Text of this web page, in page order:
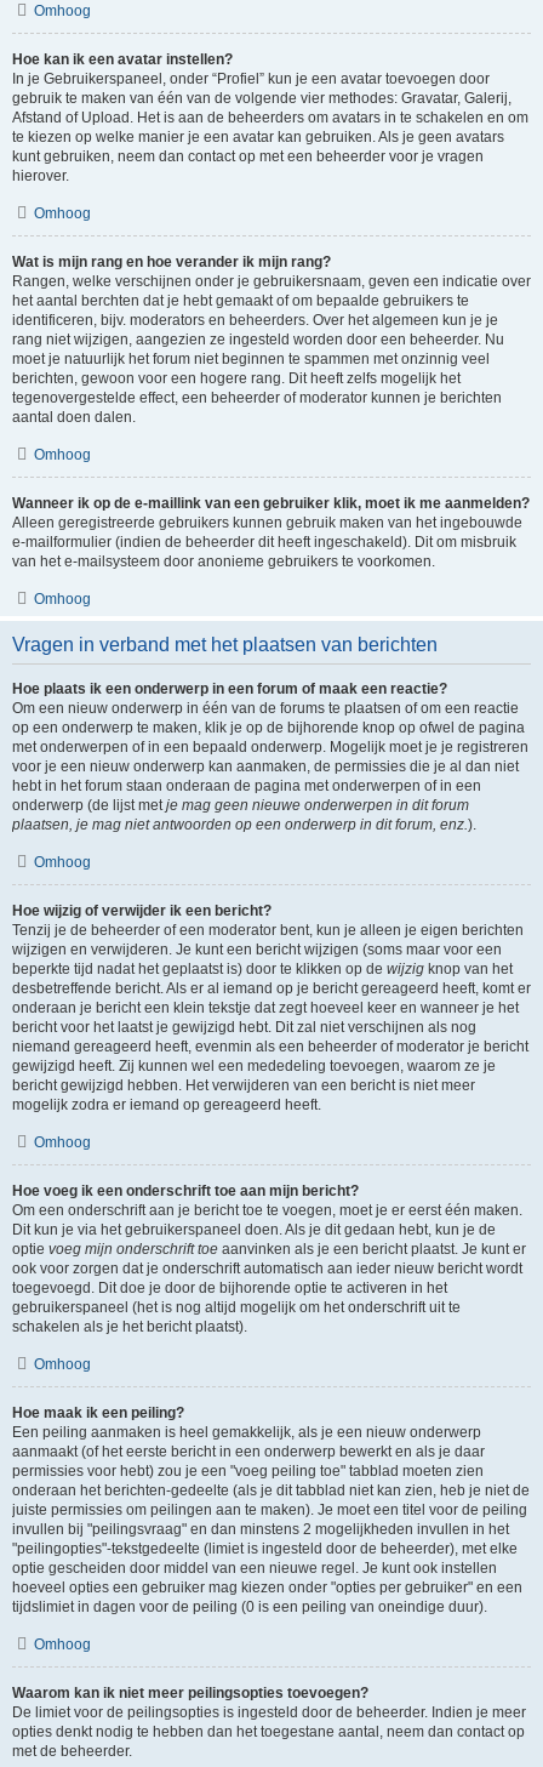
Omhoog
Hoe kan ik een avatar instellen?
In je Gebruikerspaneel, onder “Profiel” kun je een avatar toevoegen door
gebruik te maken van één van de volgende vier methodes: Gravatar, Galerij,
Afstand of Upload. Het is aan de beheerders om avatars in te schakelen en om
te kiezen op welke manier je een avatar kan gebruiken. Als je geen avatars
kunt gebruiken, neem dan contact op met een beheerder voor je vragen
hierover.
Omhoog
Wat is mijn rang en hoe verander ik mijn rang?
Rangen, welke verschijnen onder je gebruikersnaam, geven een indicatie over
het aantal berchten dat je hebt gemaakt of om bepaalde gebruikers te
identificeren, bijv. moderators en beheerders. Over het algemeen kun je je
rang niet wijzigen, aangezien ze ingesteld worden door een beheerder. Nu
moet je natuurlijk het forum niet beginnen te spammen met onzinnig veel
berichten, gewoon voor een hogere rang. Dit heeft zelfs mogelijk het
tegenovergestelde effect, een beheerder of moderator kunnen je berichten
aantal doen dalen.
Omhoog
Wanneer ik op de e-maillink van een gebruiker klik, moet ik me aanmelden?
Alleen geregistreerde gebruikers kunnen gebruik maken van het ingebouwde
e-mailformulier (indien de beheerder dit heeft ingeschakeld). Dit om misbruik
van het e-mailsysteem door anonieme gebruikers te voorkomen.
Omhoog
Vragen in verband met het plaatsen van berichten
Hoe plaats ik een onderwerp in een forum of maak een reactie?
Om een nieuw onderwerp in één van de forums te plaatsen of om een reactie
op een onderwerp te maken, klik je op de bijhorende knop op ofwel de pagina
met onderwerpen of in een bepaald onderwerp. Mogelijk moet je je registreren
voor je een nieuw onderwerp kan aanmaken, de permissies die je al dan niet
hebt in het forum staan onderaan de pagina met onderwerpen of in een
onderwerp (de lijst met je mag geen nieuwe onderwerpen in dit forum
plaatsen, je mag niet antwoorden op een onderwerp in dit forum, enz. ).
Omhoog
Hoe wijzig of verwijder ik een bericht?
Tenzij je de beheerder of een moderator bent, kun je alleen je eigen berichten
wijzigen en verwijderen. Je kunt een bericht wijzigen (soms maar voor een
beperkte tijd nadat het geplaatst is) door te klikken op de wijzig knop van het
desbetreffende bericht. Als er al iemand op je bericht gereageerd heeft, komt er
onderaan je bericht een klein tekstje dat zegt hoeveel keer en wanneer je het
bericht voor het laatst je gewijzigd hebt. Dit zal niet verschijnen als nog
niemand gereageerd heeft, evenmin als een beheerder of moderator je bericht
gewijzigd heeft. Zij kunnen wel een mededeling toevoegen, waarom ze je
bericht gewijzigd hebben. Het verwijderen van een bericht is niet meer
mogelijk zodra er iemand op gereageerd heeft.
Omhoog
Hoe voeg ik een onderschrift toe aan mijn bericht?
Om een onderschrift aan je bericht toe te voegen, moet je er eerst één maken.
Dit kun je via het gebruikerspaneel doen. Als je dit gedaan hebt, kun je de
optie voeg mijn onderschrift toe aanvinken als je een bericht plaatst. Je kunt er
ook voor zorgen dat je onderschrift automatisch aan ieder nieuw bericht wordt
toegevoegd. Dit doe je door de bijhorende optie te activeren in het
gebruikerspaneel (het is nog altijd mogelijk om het onderschrift uit te
schakelen als je het bericht plaatst).
Omhoog
Hoe maak ik een peiling?
Een peiling aanmaken is heel gemakkelijk, als je een nieuw onderwerp
aanmaakt (of het eerste bericht in een onderwerp bewerkt en als je daar
permissies voor hebt) zou je een "voeg peiling toe" tabblad moeten zien
onderaan het berichten-gedeelte (als je dit tabblad niet kan zien, heb je niet de
juiste permissies om peilingen aan te maken). Je moet een titel voor de peiling
invullen bij "peilingsvraag" en dan minstens 2 mogelijkheden invullen in het
"peilingopties"-tekstgedeelte (limiet is ingesteld door de beheerder), met elke
optie gescheiden door middel van een nieuwe regel. Je kunt ook instellen
hoeveel opties een gebruiker mag kiezen onder "opties per gebruiker" en een
tijdslimiet in dagen voor de peiling (0 is een peiling van oneindige duur).
Omhoog
Waarom kan ik niet meer peilingsopties toevoegen?
De limiet voor de peilingsopties is ingesteld door de beheerder. Indien je meer
opties denkt nodig te hebben dan het toegestane aantal, neem dan contact op
met de beheerder.